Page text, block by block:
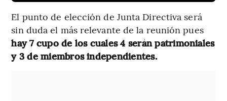
El punto de elección de Junta Directiva será
sin duda el más relevante de la reunión pues
hay 7 cupo de los cuales 4 serán patrimoniales
y 3 de miembros independientes.